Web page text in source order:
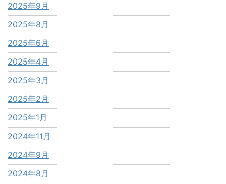
2025年9月
2025年8月
2025年6月
2025年4月
2025年3月
2025年2月
2025年1月
2024年11月
2024年9月
2024年8月